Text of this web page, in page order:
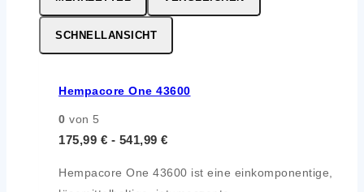
SCHNELLANSICHT
Hempacore One 43600
0 von 5
175,99 € - 541,99 €
Hempacore One 43600 ist eine einkomponentige,